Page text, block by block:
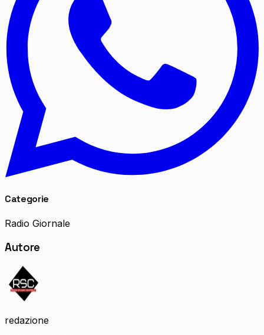
Categorie
Radio Giornale
Autore
redazione